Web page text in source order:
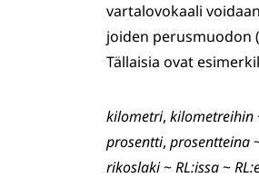
vartalovokaali
joiden perusmuodon
Tällaisia ovat
kilometri, kilometreihin
prosentti, prosentteina
rikoslaki~RL:issa~